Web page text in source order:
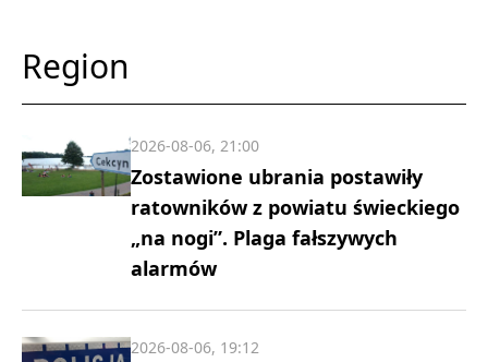
Region
Zostawione ubrania postawiły
ratowników z powiatu świeckiego
„na nogi”. Plaga fałszywych
alarmów
2026-08-06, 21:00
2026-08-06, 19:12